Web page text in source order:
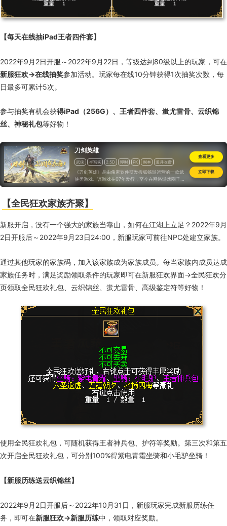
【每天在线抽iPad王者四件套】
2022年9 月 2日开服～ 2022年9 月 22日，等级达到80级以上的玩家，可在
新服狂欢→在线抽奖参加活动。玩家每在线10分钟获得1次抽奖次数，每
日最多可累计5次。
参与抽奖有机会获得iPad （256G）、王者四件套、蚩尤雷骨、云织锦
丝、神秘礼包等好物！
刀剑英雄
武侠 半写实 2.5D 即时 PK 副本
道具收费
怀旧
《刀剑英雄》是由像素软件研发搜狐畅游运营的一款武
侠类游戏。该游戏在07年发行，至今在网络游戏圈子
里已经成了一代经典。华丽的技能，创意的连招，自制
界。
查看更多
立即下载
【全民狂欢家族齐聚】
新服开启，没有一个强大的家族当靠山，如何在江湖上立足？ 2022年9 月
2日开服后～ 2022年9 月 23日24:00 ，新服玩家可前往NPC处建立家族。
通过其他玩家的家族码，加入该家族成为家族成员。每当家族内成员达成
家族任务时，满足奖励领取条件的玩家即可在新服狂欢界面→全民狂欢分
页领取全民狂欢礼包、云织锦丝、蚩尤雷骨、高级鉴定符等好物！
使用全民狂欢礼包，可随机获得王者神兵包、护符等奖励。第三次和第五
次开启全民狂欢礼包，可分别 100%得紫电青霜坐骑和小毛驴坐骑！
【新服历练送云织锦丝】
2022年9 月 2日开服后～ 2022年10 月 31 日，新服玩家完成新服历练任
务，即可在新服狂欢→新服历练中，领取对应奖励。